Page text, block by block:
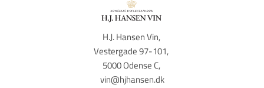
H.J. Hansen Vin,
Vestergade 97-101,
5000 Odense C,
vin@hjhansen.dk